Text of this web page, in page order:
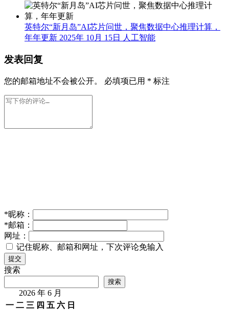
英特尔“新月岛”AI芯片问世，聚焦数据中心推理计算，
年年更新 2025年 10月 15日 人工智能
发表回复
您的邮箱地址不会被公开。 必填项已用 * 标注
*昵称：
*邮箱：
网址：
记住昵称、邮箱和网址，下次评论免输入
提交
搜索
搜索
2026 年 6 月
一 二 三 四 五 六 日